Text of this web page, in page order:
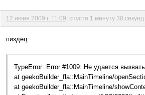
12 июня 2009 г. 11:09 , спустя 1 минуту 38 секунд
пиздец
TypeError: Error #1009: Не удается
at geekoBuilder_fla::MainTimeline/
at geekoBuilder_fla::MainTimeline/